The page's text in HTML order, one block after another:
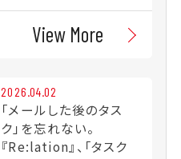
View More
2026.04.02
「メールした後のタス
ク」を忘れない。
『Re:lation』、「タスク